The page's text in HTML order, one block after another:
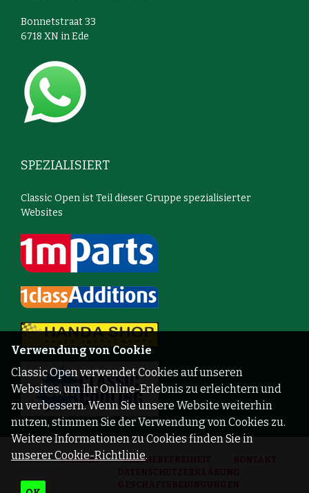
Bonnetstraat 33
6718 XN in Ede
SPEZIALISIERT
Classic Open ist Teil dieser Gruppe spezialisierter
Websites
SITEMAP BARRIEREFREIHEIT
Verwendung von Cookie
Classic Open verwendet Cookies auf unseren
Websites, um Ihr Online-Erlebnis zu erleichtern und
zu verbessern. Wenn Sie unsere Website weiterhin
nutzen, stimmen Sie der Verwendung von Cookies zu.
Weitere Informationen zu Cookies finden Sie in
unserer Cookie-Richtlinie.